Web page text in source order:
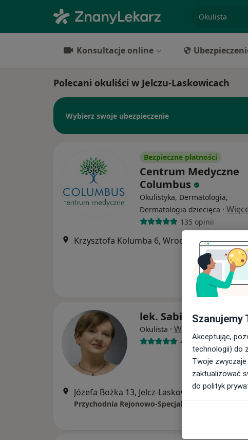
Konsultacje online
Polecani okuliści w Jelczu-Laskowicach
Wybierz swoje ubezpieczenie
Bezpieczne płatności
Centrum Medyczne
Columbus
Okulistyka, Dermatologia,
Dermatologia dziecięca ·
135 opinii
Krzysztofa Kolumba 6, Wrocław •Mapa
lek. Sabina Sworeń
Okulista · Więcej
4 opinie
Józefa Bożka 13, Jelcz-Laskowice •Mapa
Przychodnia Rejonowo-Specjalistyczna Sp. z o.o.
Szanujemy
Akceptując,
technologii) do
Twoje
zaktualizować
do polityk